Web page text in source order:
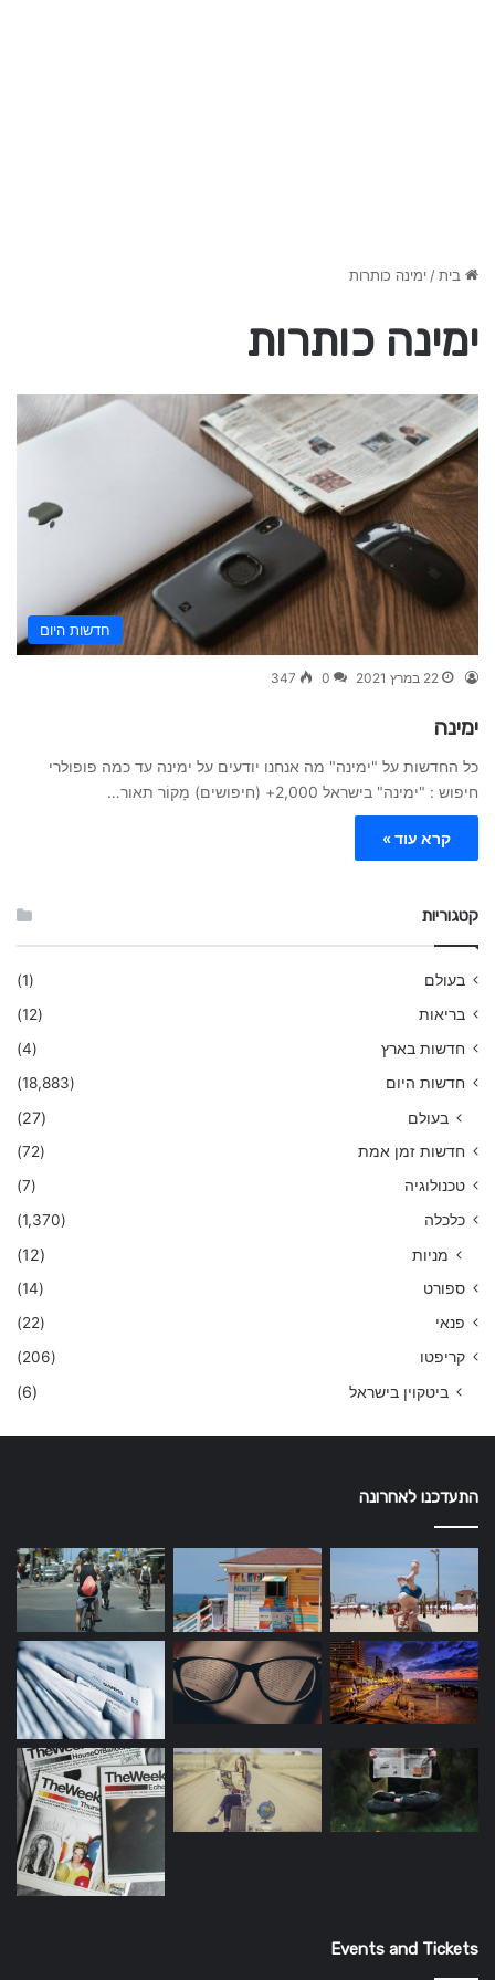
בית/ימינה כותרות
ימינה כותרות
חדשות היום
22 במרץ 2021 0
347
ימינה
כל החדשות על "ימינה" מה אנחנו יודעים על ימינה עד כמה פופולרי
חיפוש : "ימינה" בישראל 2,000+ (חיפושים) מָקוֹר תאור…
קרא עוד »
קטגוריות
בעולם
(1)
בריאות
(12)
חדשות בארץ
(4)
חדשות היום
(18,883)
בעולם (27)
חדשות זמן אמת
(72)
טכנולוגיה
(7)
כלכלה
(1,370)
מניות (12)
ספורט
(14)
פנאי
(22)
קריפטו
(206)
ביטקוין בישראל (6)
התעדכנו לאחרונה
Events and Tickets